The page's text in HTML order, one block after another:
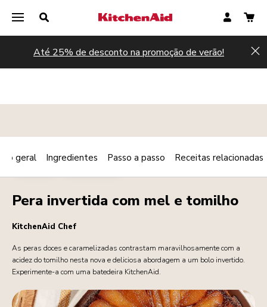
Até 25% de desconto na promoção de verão!
PADARIA SOBREMESAS Print
Pera invertida com mel e tomilho
KitchenAid Chef
As peras doces e caramelizadas contrastam maravilhosamente com a
acidez do tomilho nesta nova e deliciosa abordagem a um bolo invertido.
Experimente-a com uma batedeira KitchenAid.
geral Ingredientes Passo a passo Receitas relacionadas